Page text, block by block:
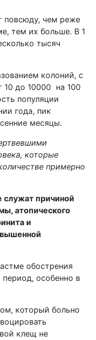
повсюду, чем реже
тем их больше. В 1
тысяч
колоний, с
10 до 10000 на 100
популяции
года, пик
месяцы.
которые
примерно
служат причиной
атопического
и
обострения
период, особенно в
который больно
клещ не